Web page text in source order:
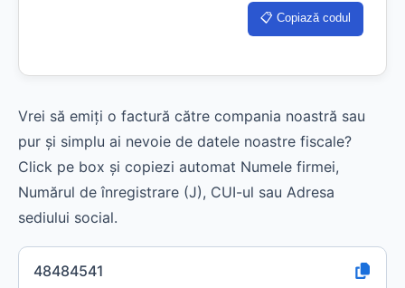
📋 Copiază codul
Vrei să emiți o factură către compania noastră sau
pur și simplu ai nevoie de datele noastre fiscale?
Click pe box și copiezi automat Numele firmei,
Numărul de înregistrare (J), CUI-ul sau Adresa
sediului social.
48484541